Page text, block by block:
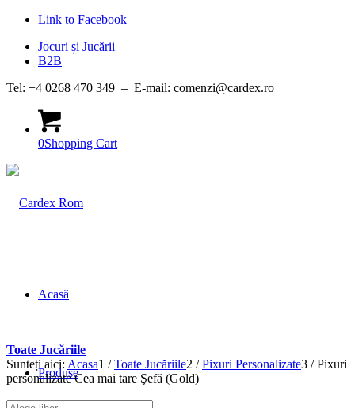
Link to Facebook
Jocuri și Jucării
B2B
Tel: +4 0268 470 349 – E-mail: comenzi@cardex.ro
0Shopping Cart
Acasă
Produse
Toate Jucăriile
Sunteți aici: Acasa1 / Toate Jucăriile2 / Pixuri Personalizate3 / Pixuri
personalizate Cea mai tare Şefă (Gold)